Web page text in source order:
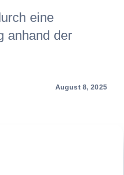
eine
anhand der
August 8, 2025